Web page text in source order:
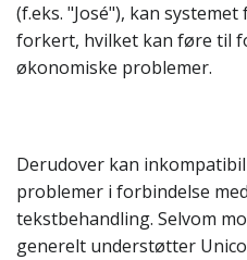
(f.eks. "José"), kan
forkert, hvilket kan føre til
økonomiske problemer.
Derudover kan
problemer i forbindelse
tekstbehandling. Selvom
generelt understøtter